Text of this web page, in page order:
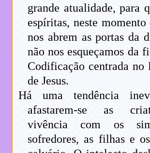
grande atualidade, para
espíritas, neste momento
nos abrem as portas da
não nos esqueçamos da
Codificação centrada no
de Jesus.
Há uma tendência
afastarem-se as
vivência com os
sofredores, as filhas e